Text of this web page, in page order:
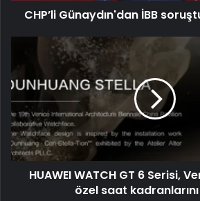
CHP’li Günaydın'dan İBB
HUAWEI WATCH GT 6 Serisi,
özel saat kadranlarını